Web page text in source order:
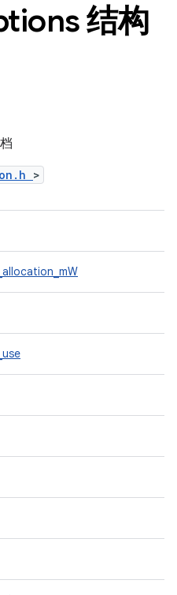
结构
>